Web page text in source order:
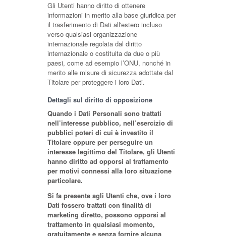
Gli Utenti hanno diritto di ottenere
informazioni in merito alla base giuridica per
il trasferimento di Dati all'estero incluso
verso qualsiasi organizzazione
internazionale regolata dal diritto
internazionale o costituita da due o più
paesi, come ad esempio l’ONU, nonché in
merito alle misure di sicurezza adottate dal
Titolare per proteggere i loro Dati.
Dettagli sul diritto di opposizione
Quando i Dati Personali sono trattati
nell’interesse pubblico, nell’esercizio di
pubblici poteri di cui è investito il
Titolare oppure per perseguire un
interesse legittimo del Titolare, gli Utenti
hanno diritto ad opporsi al trattamento
per motivi connessi alla loro situazione
particolare.
Si fa presente agli Utenti che, ove i loro
Dati fossero trattati con finalità di
marketing diretto, possono opporsi al
trattamento in qualsiasi momento,
gratuitamente e senza fornire alcuna